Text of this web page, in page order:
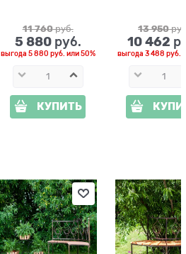
стеклопластик,
11 760 руб.
5 880 руб.
выгода 5 880 руб. или50%
КУПИТЬ
h=130 см
13 950
10 462
выгода 3 488 руб.